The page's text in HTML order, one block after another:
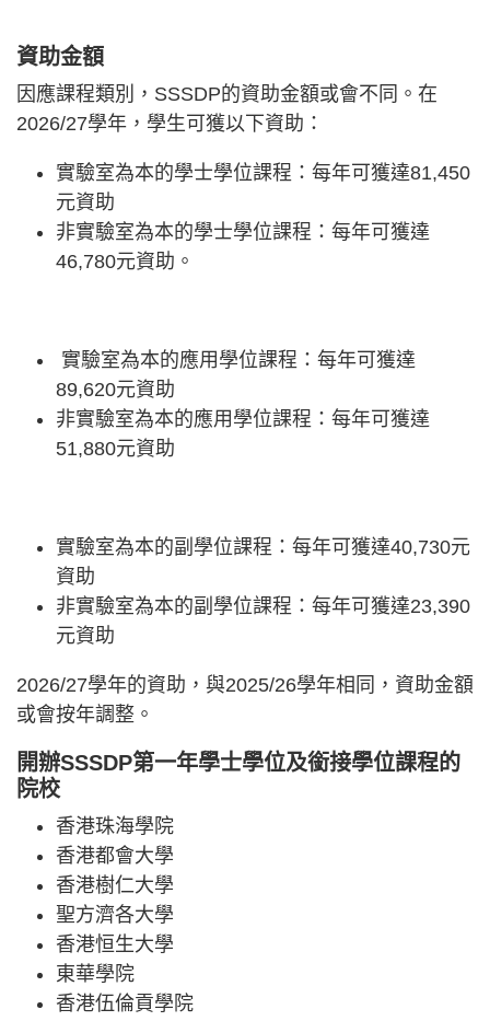
資助金額
因應課程類別，SSSDP的資助金額或會不同。在
2026/27學年，學生可獲以下資助：
實驗室為本的學士學位課程：每年可獲達81,450
元資助
非實驗室為本的學士學位課程：每年可獲達
46,780元資助。
實驗室為本的應用學位課程：每年可獲達
89,620元資助
非實驗室為本的應用學位課程：每年可獲達
51,880元資助
實驗室為本的副學位課程：每年可獲達40,730元
資助
非實驗室為本的副學位課程：每年可獲達23,390
元資助
2026/27學年的資助，與2025/26學年相同，資助金額
或會按年調整。
開辦SSSDP第一年學士學位及銜接學位課程的
院校
香港珠海學院
香港都會大學
香港樹仁大學
聖方濟各大學
香港恒生大學
東華學院
香港伍倫貢學院